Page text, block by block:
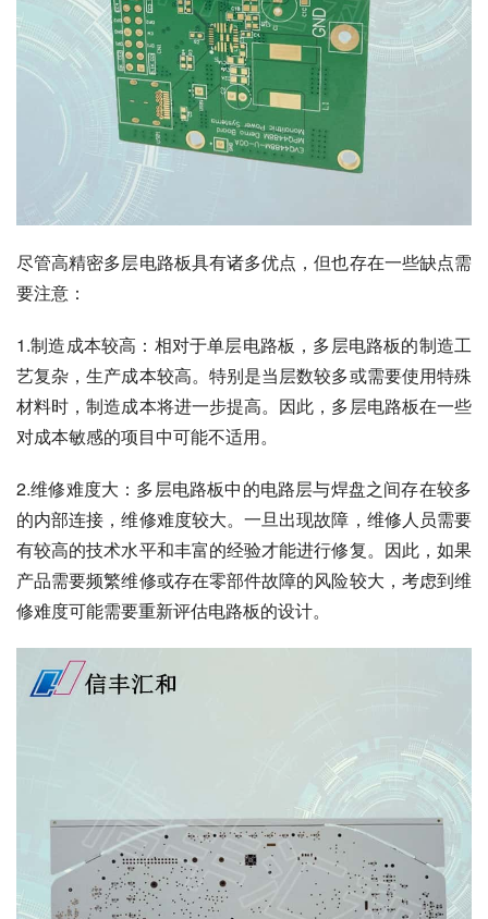
尽管高精密多层电路板具有诸多优点，但也存在一些缺点需
要注意：
1.制造成本较高：相对于单层电路板，多层电路板的制造工
艺复杂，生产成本较高。特别是当层数较多或需要使用特殊
材料时，制造成本将进一步提高。因此，多层电路板在一些
对成本敏感的项目中可能不适用。
2.维修难度大：多层电路板中的电路层与焊盘之间存在较多
的内部连接，维修难度较大。一旦出现故障，维修人员需要
有较高的技术水平和丰富的经验才能进行修复。因此，如果
产品需要频繁维修或存在零部件故障的风险较大，考虑到维
修难度可能需要重新评估电路板的设计。